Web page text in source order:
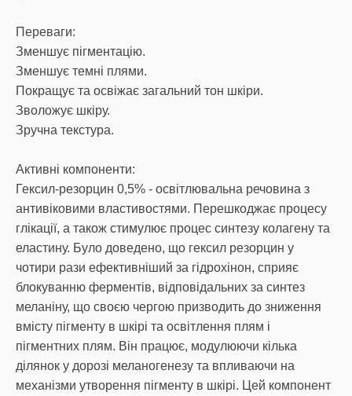
Переваги:
Зменшує пігментацію.
Зменшує темні плями.
Покращує та освіжає загальний тон шкіри.
Зволожує шкіру.
Зручна текстура.
Активні компоненти:
Гексил-резорцин 0,5% - освітлювальна речовина з
антивіковими властивостями. Перешкоджає процесу
глікації, а також стимулює процес синтезу колагену та
еластину. Було доведено, що гексил резорцин у
чотири рази ефективніший за гідрохінон, сприяє
блокуванню ферментів, відповідальних за синтез
меланіну, що своєю чергою призводить до зниження
вмісту пігменту в шкірі та освітлення плям і
пігментних плям. Він працює, модулюючи кілька
ділянок у дорозі меланогенезу та впливаючи на
механізми утворення пігменту в шкірі. Цей компонент